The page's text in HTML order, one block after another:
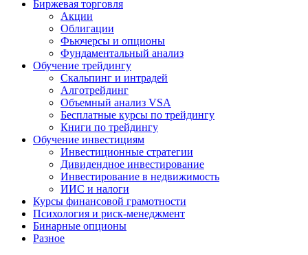
Биржевая торговля
Акции
Облигации
Фьючерсы и опционы
Фундаментальный анализ
Обучение трейдингу
Скальпинг и интрадей
Алготрейдинг
Объемный анализ VSA
Бесплатные курсы по трейдингу
Книги по трейдингу
Обучение инвестициям
Инвестиционные стратегии
Дивидендное инвестирование
Инвестирование в недвижимость
ИИС и налоги
Курсы финансовой грамотности
Психология и риск-менеджмент
Бинарные опционы
Разное